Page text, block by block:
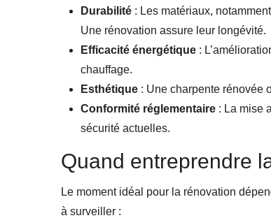
Durabilité : Les matériaux,
Une rénovation assure leur longévité.
Efficacité énergétique :
chauffage.
Esthétique : Une charpente rénovée
Conformité réglementaire : La mise
sécurité actuelles.
Quand entreprendre
Le moment idéal pour la rénovation
à surveiller :